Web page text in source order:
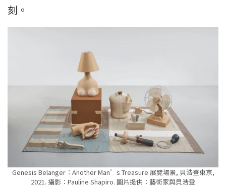
刻。
Genesis Belanger：Another Man’s Treasure 展覽場景, 貝浩登東京,
2021. 攝影：Pauline Shapiro. 圖片提供：藝術家與貝浩登